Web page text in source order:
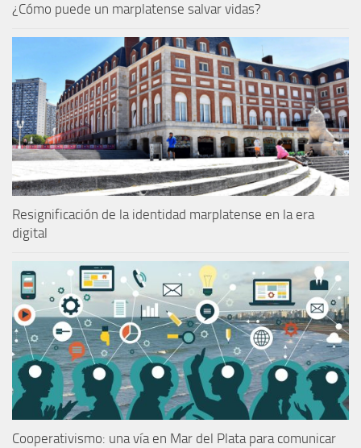
¿Cómo puede un marplatense salvar vidas?
Resignificación de la identidad marplatense en la era
digital
Cooperativismo: una vía en Mar del Plata para comunicar